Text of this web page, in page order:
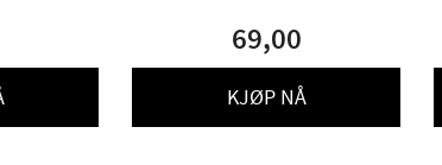
69,00
KJØP NÅ